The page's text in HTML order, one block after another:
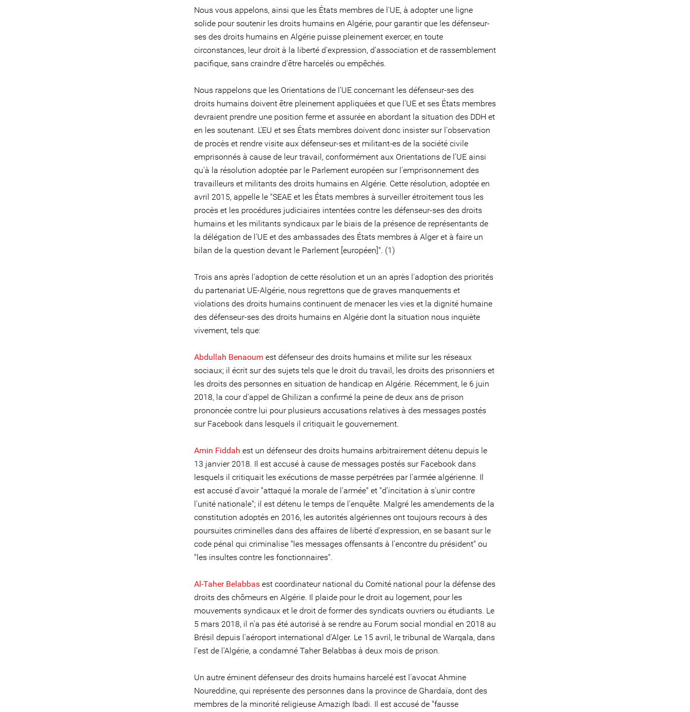
Nous vous appelons, ainsi que les États membres de l'UE, à adopter une ligne
solide pour soutenir les droits humains en Algérie, pour garantir que les défenseur-
ses des droits humains en Algérie puisse pleinement exercer, en toute
circonstances, leur droit à la liberté d'expression, d'association et de rassemblement
pacifique, sans craindre d'être harcelés ou empêchés.
Nous rappelons que les Orientations de l’UE concernant les défenseur-ses des
droits humains doivent être pleinement appliquées et que l'UE et ses États membres
devraient prendre une position ferme et assurée en abordant la situation des DDH et
en les soutenant. L'EU et ses États membres doivent donc insister sur l'observation
de procès et rendre visite aux défenseur-ses et militant-es de la société civile
emprisonnés à cause de leur travail, conformément aux Orientations de l’UE ainsi
qu'à la résolution adoptée par le Parlement européen sur l'emprisonnement des
travailleurs et militants des droits humains en Algérie. Cette résolution, adoptée en
avril 2015, appelle le "SEAE et les États membres à surveiller étroitement tous les
procès et les procédures judiciaires intentées contre les défenseur-ses des droits
humains et les militants syndicaux par le biais de la présence de représentants de
la délégation de l'UE et des ambassades des États membres à Alger et à faire un
bilan de la question devant le Parlement [européen]". (1)
Trois ans après l'adoption de cette résolution et un an après l'adoption des priorités
du partenariat UE-Algérie, nous regrettons que de graves manquements et
violations des droits humains continuent de menacer les vies et la dignité humaine
des défenseur-ses des droits humains en Algérie dont la situation nous inquiète
vivement, tels que:
Abdullah Benaoum est défenseur des droits humains et milite sur les réseaux
sociaux; il écrit sur des sujets tels que le droit du travail, les droits des prisonniers et
les droits des personnes en situation de handicap en Algérie. Récemment, le 6 juin
2018, la cour d'appel de Ghilizan a confirmé la peine de deux ans de prison
prononcée contre lui pour plusieurs accusations relatives à des messages postés
sur Facebook dans lesquels il critiquait le gouvernement.
Amin Fiddah est un défenseur des droits humains arbitrairement détenu depuis le
13 janvier 2018. Il est accusé à cause de messages postés sur Facebook dans
lesquels il critiquait les exécutions de masse perpétrées par l'armée algérienne. Il
est accusé d'avoir "attaqué la morale de l'armée" et "d'incitation à s'unir contre
l'unité nationale"; il est détenu le temps de l'enquête. Malgré les amendements de la
constitution adoptés en 2016, les autorités algériennes ont toujours recours à des
poursuites criminelles dans des affaires de liberté d'expression, en se basant sur le
code pénal qui criminalise "les messages offensants à l'encontre du président" ou
"les insultes contre les fonctionnaires".
Al-Taher Belabbas est coordinateur national du Comité national pour la défense des
droits des chômeurs en Algérie. Il plaide pour le droit au logement, pour les
mouvements syndicaux et le droit de former des syndicats ouvriers ou étudiants. Le
5 mars 2018, il n'a pas été autorisé à se rendre au Forum social mondial en 2018 au
Brésil depuis l'aéroport international d'Alger. Le 15 avril, le tribunal de Warqala, dans
l'est de l'Algérie, a condamné Taher Belabbas à deux mois de prison.
Un autre éminent défenseur des droits humains harcelé est l'avocat Ahmine
Noureddine, qui représente des personnes dans la province de Ghardaïa, dont des
membres de la minorité religieuse Amazigh Ibadi. Il est accusé de "fausse